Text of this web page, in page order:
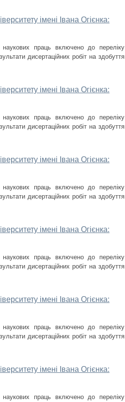
імені Івана Огієнка:
наукових праць включено до переліку
дисертаційних робіт на здобуття
імені Івана Огієнка:
наукових праць включено до переліку
дисертаційних робіт на здобуття
імені Івана Огієнка:
наукових праць включено до переліку
дисертаційних робіт на здобуття
імені Івана Огієнка:
наукових праць включено до переліку
дисертаційних робіт на здобуття
імені Івана Огієнка:
наукових праць включено до переліку
дисертаційних робіт на здобуття
імені Івана Огієнка:
наукових праць включено до переліку